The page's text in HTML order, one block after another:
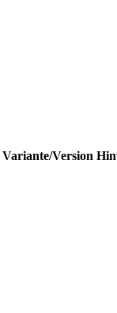
Variante/Version